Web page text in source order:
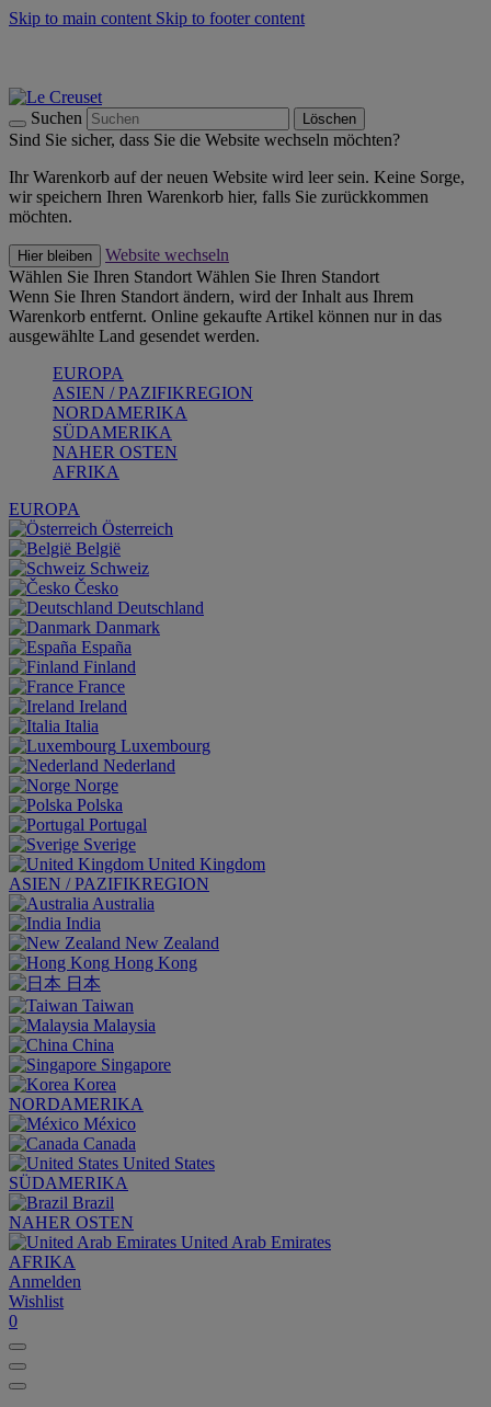
Skip to main content Skip to footer content
Suchen Löschen
Sind Sie sicher, dass Sie die Website wechseln möchten?
Ihr Warenkorb auf der neuen Website wird leer sein. Keine Sorge,
wir speichern Ihren Warenkorb hier, falls Sie zurückkommen
möchten.
Hier bleiben
Website wechseln
Wählen Sie Ihren Standort Wählen Sie Ihren Standort
Wenn Sie Ihren Standort ändern, wird der Inhalt aus Ihrem
Warenkorb entfernt. Online gekaufte Artikel können nur in das
ausgewählte Land gesendet werden.
EUROPA
ASIEN / PAZIFIKREGION
NORDAMERIKA
SÜDAMERIKA
NAHER OSTEN
AFRIKA
EUROPA
Österreich
België
Schweiz
Česko
Deutschland
Danmark
España
Finland
France
Ireland
Italia
Luxembourg
Nederland
Norge
Polska
Portugal
Sverige
United Kingdom
ASIEN / PAZIFIKREGION
Australia
India
New Zealand
Hong Kong
日本
Taiwan
Malaysia
China
Singapore
Korea
NORDAMERIKA
México
Canada
United States
SÜDAMERIKA
Brazil
NAHER OSTEN
United Arab Emirates
AFRIKA
Anmelden
Wishlist
0